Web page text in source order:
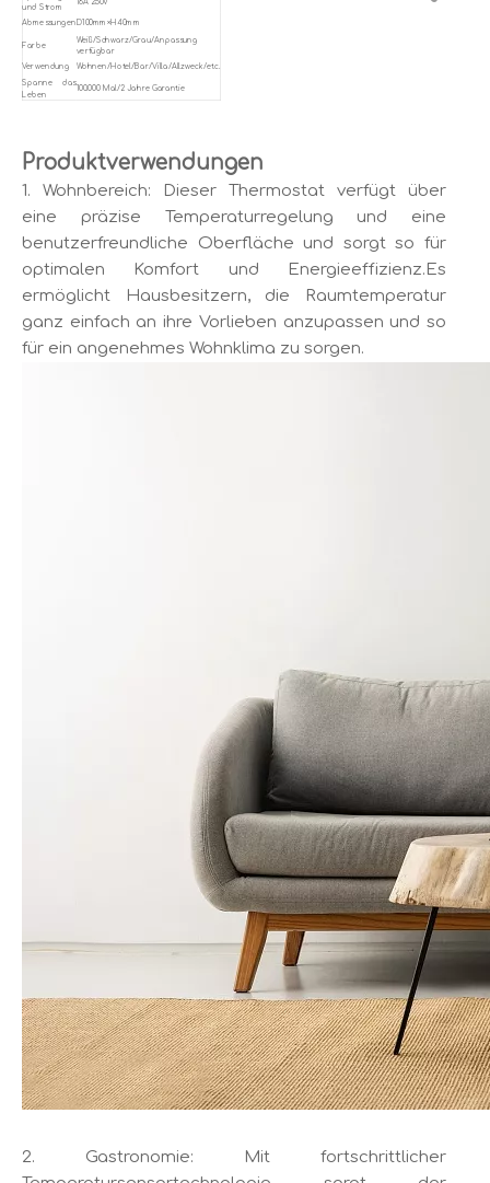
und Strom
16A 250V
AbmessungenD100mm×H40mm
Farbe
Weiß/Schwarz/Grau/Anpassung
verfügbar
Verwendung
Wohnen/Hotel/Bar/Villa/Allzweck/etc.
Spanne das
Leben
100.000 Mal/2 Jahre Garantie
Produktverwendungen
1. Wohnbereich: Dieser Thermostat verfügt über
eine präzise Temperaturregelung und eine
benutzerfreundliche Oberfläche und sorgt so für
optimalen Komfort und Energieeffizienz.Es
ermöglicht Hausbesitzern, die Raumtemperatur
ganz einfach an ihre Vorlieben anzupassen und so
für ein angenehmes Wohnklima zu sorgen.
2. Gastronomie: Mit fortschrittlicher